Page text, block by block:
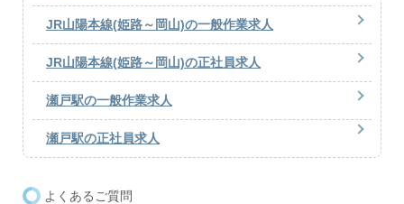
JR山陽本線(姫路～岡山)の一般作業求人
JR山陽本線(姫路～岡山)の正社員求人
瀬戸駅の一般作業求人
瀬戸駅の正社員求人
よくあるご質問